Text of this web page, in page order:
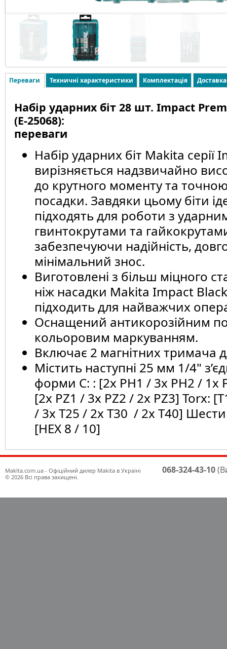
Переваги Техничні характеристики Комплектація
Набір ударних біт 28 шт. Impact
(E-25068):
переваги
Набір ударних біт Makita серії
вирізняється надзвичайно
до крутного моменту та
посадки. Завдяки цьому біти
підходять для роботи з
гвинтокрутами та
забезпечуючи надійність,
мінімальний знос.
Виготовлені з більш міцного
ніж насадки Makita Impact
підходить для найважчих
Оснащений антикорозійним
кольоровим маркуванням.
Включає 2 магнітних тримача
Містить наступні 25 мм 1/4"
форми C: : [2x PH1 / 3x PH2 / 1x
[2x PZ1 / 3x PZ2 / 2x PZ3] Torx:
/ 3x T25 / 2x T30 / 2x T40]
[HEX 8 / 10]
Maklta.com.ua - Офіційний дилер Makita в Україні
© 2026 Всі права захищені.
068-324-43-10